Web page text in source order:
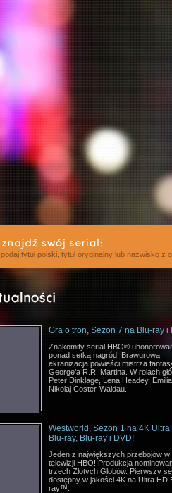
podaj tytuł polski, tytuł oryginalny lub nazwisko z
Gra o tron, Sezon 7 na Blu-ray i
Znakomity serial HBO®
ponad setką nagród! Brawurowa
ekranizacja powieści mistrza
George’a R.R. Martina. W rolach
Peter Dinklage, Lena Headey,
Nikolaj Coster-Waldau.
Westworld, Sezon 1 na 4K Ultra
Blu-ray, Blu-ray i DVD!
Jeden z największych przebojów w
telewizji HBO! Produkcja
trzech Złotych Globów. Pierwszy
dostępny w jakości 4K na Ultra HD
ray™.